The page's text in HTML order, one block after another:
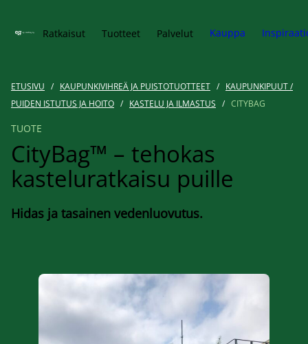
Ratkaisut Tuotteet Palvelut Kauppa
ETUSIVU / KAUPUNKIVIHREÄ JA PUISTOTUOTTEET / KAUPUNKIPUUT /
PUIDEN ISTUTUS JA HOITO / KASTELU JA ILMASTUS / CITYBAG
TUOTE
CityBag™ – tehokas
kasteluratkaisu puille
Hidas ja tasainen vedenluovutus.